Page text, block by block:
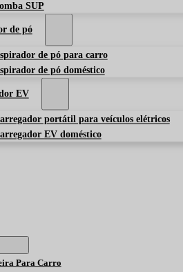
SUP
de pó
de pó para carro
de pó doméstico
EV
portátil para veículos elétricos
EV doméstico
Para Carro